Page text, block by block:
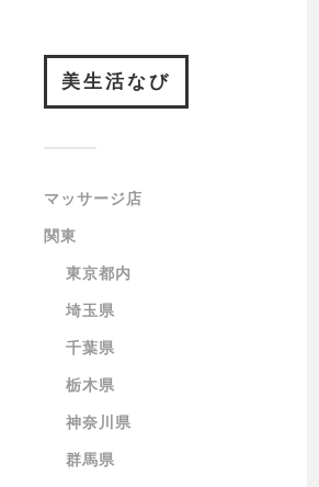
美生活なび
マッサージ店
関東
東京都内
埼玉県
千葉県
栃木県
神奈川県
群馬県